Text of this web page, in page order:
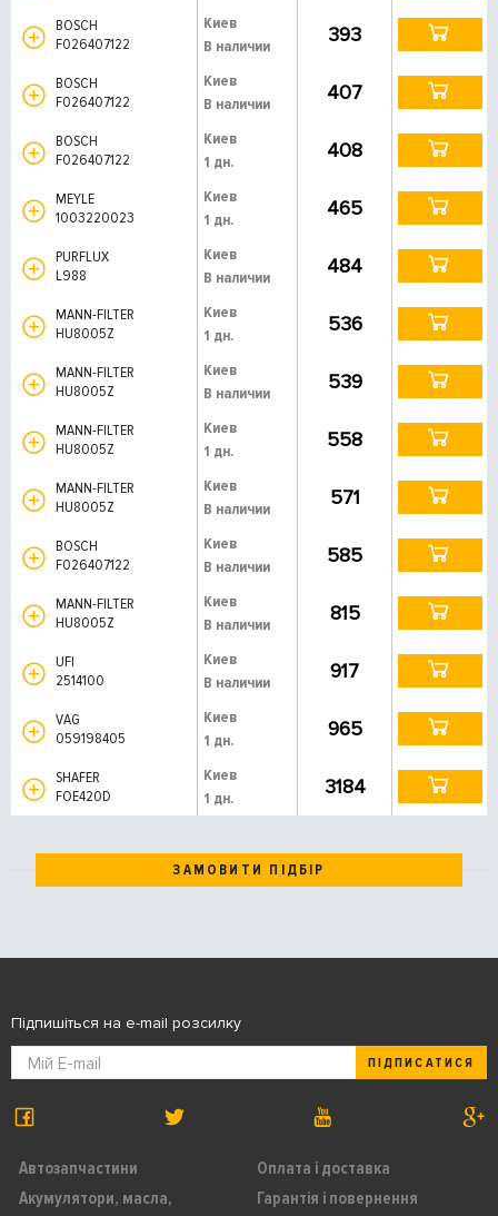
BOSCH
F026407122
Киев
В наличии
393
BOSCH
F026407122
Киев
В наличии
407
BOSCH
F026407122
Киев
1 дн.
408
MEYLE
1003220023
Киев
1 дн.
465
PURFLUX
L988
Киев
В наличии
484
MANN-FILTER
HU8005Z
Киев
1 дн.
536
MANN-FILTER
HU8005Z
Киев
В наличии
539
MANN-FILTER
HU8005Z
Киев
1 дн.
558
MANN-FILTER
HU8005Z
Киев
В наличии
571
BOSCH
F026407122
Киев
В наличии
585
MANN-FILTER
HU8005Z
Киев
В наличии
815
UFI
2514100
Киев
В наличии
917
VAG
059198405
Киев
1 дн.
965
SHAFER
FOE420D
Киев
1 дн.
3184
ЗАМОВИТИ ПІДБІР
Автозапчастини
Акумулятори, масла,
Оплата і доставка
Гарантія і повернення
Підпишіться на e-mail розсилку
ПІДПИСАТИСЯ